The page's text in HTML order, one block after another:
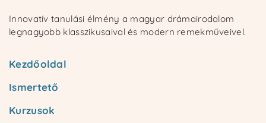
Innovatív tanulási élmény a magyar drámairodalom
legnagyobb klasszikusaival és modern remekműveivel.
Kezdőoldal
Ismertető
Kurzusok